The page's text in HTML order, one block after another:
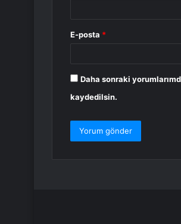
E-posta *
Daha sonraki
kaydedilsin.